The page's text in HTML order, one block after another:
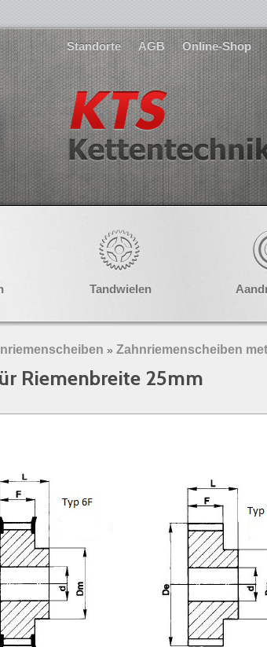
Standorte AGB Online-Shop
Tandwielen
» Zahnriemenscheiben
Riemenbreite 25mm